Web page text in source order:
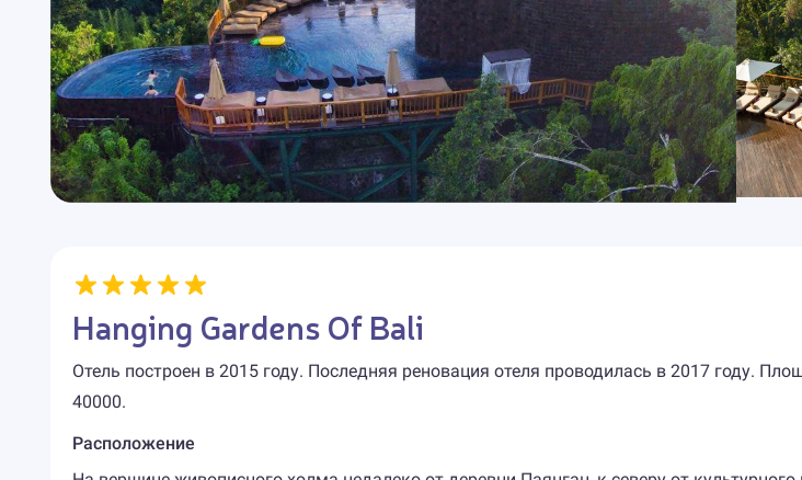
Hanging Gardens Of Bali
Отель построен в 2015 году. Последняя реновация отеля проводилась в 2017 году.
40000.
Расположение